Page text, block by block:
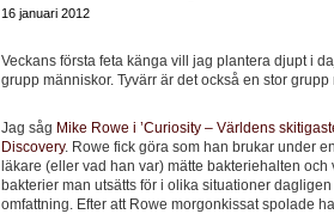
16 januari 2012
Veckans första feta känga vill jag plantera djupt i
grupp människor. Tyvärr är det också en stor grupp
Jag såg Mike Rowe i ’Curiosity – Världens
Discovery. Rowe fick göra som han brukar under
läkare (eller vad han var) mätte bakteriehalten och
bakterier man utsätts för i olika situationer
omfattning. Efter att Rowe morgonkissat spolade